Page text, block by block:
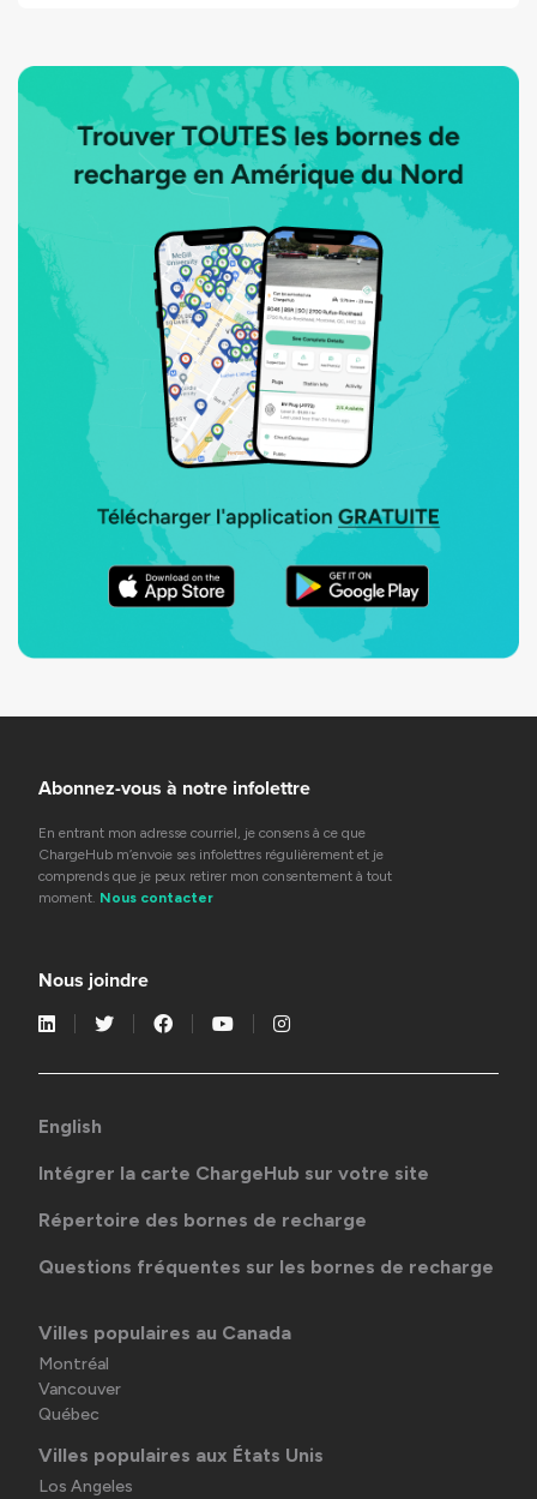
Abonnez-vous à notre infolettre
En entrant mon adresse courriel, je consens à ce que
ChargeHub m’envoie ses infolettres régulièrement et je
comprends que je peux retirer mon consentement à tout
moment. Nous contacter
Nous joindre
English
Intégrer la carte ChargeHub sur votre site
Répertoire des bornes de recharge
Questions fréquentes sur les bornes de recharge
Villes populaires au Canada
Montréal
Vancouver
Québec
Villes populaires aux États Unis
Los Angeles